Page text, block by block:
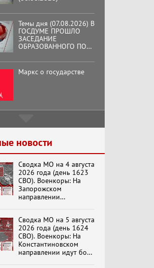
Темы дня (07.08.2026) В
ГОСДУМЕ ПРОШЛО
ЗАСЕДАНИЕ
ОБРАЗОВАННОГО ПО
ОБЩЕСТВЕННОГО
КОМИТЕТА ЗА
ОСВОБОЖДЕНИЕ
Маркс о государстве
кооператор
Хук слева: «Что и
требовалось доказать!»
(07.08.2026)
Бренды Советской
эпохи "Гжель"
новости
Сводка МО на 4 августа
2026 года (день 1623
СВО). Военкоры: На
Запорожском
направлении
Степногорска
Сводка МО на 5 августа
2026 года (день 1624
СВО). Военкоры: На
Константиновском
направлении идут бои